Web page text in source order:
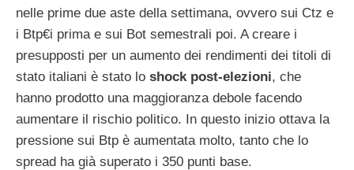
nelle prime due aste della settimana, ovvero sui Ctz e
i Btp€i prima e sui Bot semestrali poi. A creare i
presupposti per un aumento dei rendimenti dei titoli di
stato italiani è stato lo shock post-elezioni, che
hanno prodotto una maggioranza debole facendo
aumentare il rischio politico. In questo inizio ottava la
pressione sui Btp è aumentata molto, tanto che lo
spread ha già superato i 350 punti base.